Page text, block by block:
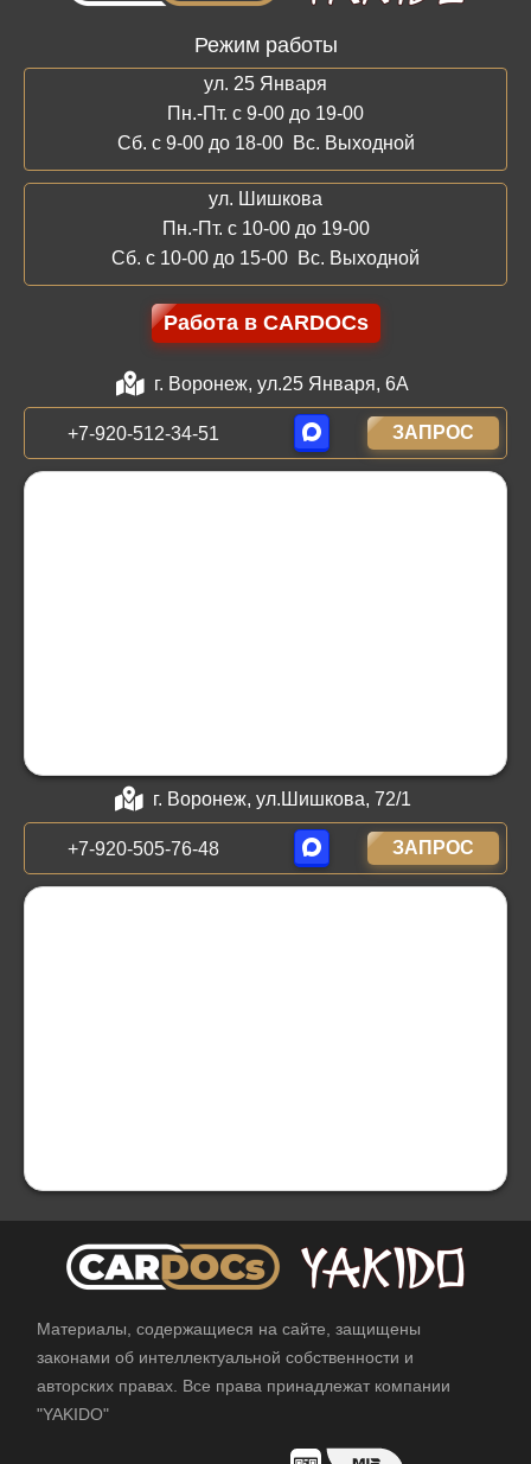
Режим работы
ул. 25 Января
Пн.-Пт. с 9-00 до 19-00
Сб. с 9-00 до 18-00 Вс. Выходной
ул. Шишкова
Пн.-Пт. с 10-00 до 19-00
Сб. с 10-00 до 15-00 Вс. Выходной
Работа в CARDOCs
г. Воронеж, ул.25 Января, 6А
+7-920-512-34-51 ЗАПРОС
г. Воронеж, ул.Шишкова, 72/1
+7-920-505-76-48 ЗАПРОС
Материалы, содержащиеся на сайте, защищены
законами об интеллектуальной собственности и
авторских правах. Все права принадлежат компании
"YAKIDO"